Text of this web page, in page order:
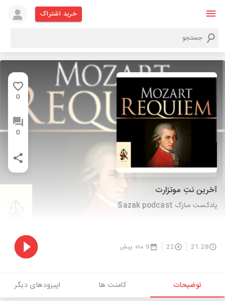
خرید اشتراک
0
0
آخرین نتِ موتزارت
پادکست سازک Sazak podcast
21:28
22 9 ماه پیش
توضیحات کامنت ها اپیزودهای دیگر